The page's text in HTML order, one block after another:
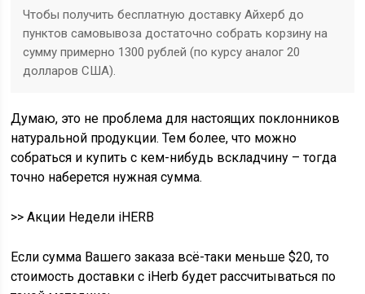
Чтобы получить бесплатную доставку Айхерб до
пунктов самовывоза достаточно собрать корзину на
сумму примерно 1300 рублей (по курсу аналог 20
долларов США).
Думаю, это не проблема для настоящих поклонников
натуральной продукции. Тем более, что можно
собраться и купить с кем-нибудь вскладчину – тогда
точно наберется нужная сумма.
>> Акции Недели iHERB
Если сумма Вашего заказа всё-таки меньше $20, то
стоимость доставки c iHerb будет рассчитываться по